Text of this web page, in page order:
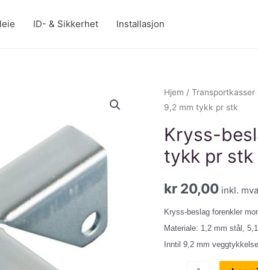
ID- & Sikkerhet Installasjon
Hjem / Transportkasser
9,2 mm tykk pr stk
Kryss-
tykk pr stk
kr 20,00 inkl. mva
Kryss-beslag forenkler
Materiale: 1,2 mm stål,
Inntil 9,2 mm